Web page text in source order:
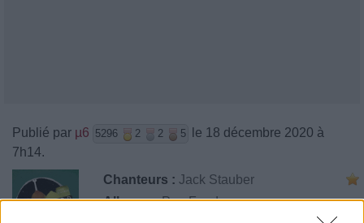
Publié par µ6 5296 2 2 5
le 18 décembre 2020 à
7h14.
Chanteurs : Jack Stauber
Albums : Pop Food